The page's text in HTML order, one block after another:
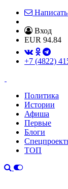
Вход
EUR 94.84
+7 (4822)
Политика
Истории
Афиша
Первые
Блоги
ТОП